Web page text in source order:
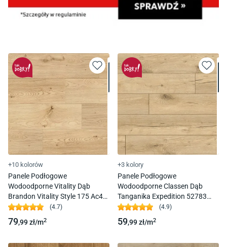
+10 kolorów
Panele Podłogowe
Wodoodporne Vitality Dąb
Brandon Vitality Style 175 Ac4
8Mm 4V-Fuga
(4.7)
79,99zł/m2
+3 kolory
Panele Podłogowe
Wodoodporne Classen Dąb
Tanganika Expedition 52783
Ac5 8Mm 4V-Fuga
(4.9)
59,99zł/m2